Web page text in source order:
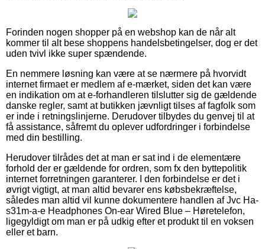
Forinden nogen shopper på en webshop kan de når alt
kommer til alt bese shoppens handelsbetingelser, dog er det
uden tvivl ikke super spændende.
En nemmere løsning kan være at se nærmere på hvorvidt
internet firmaet er medlem af e-mærket, siden det kan være
en indikation om at e-forhandleren tilslutter sig de gældende
danske regler, samt at butikken jævnligt tilses af fagfolk som
er inde i retningslinjerne. Derudover tilbydes du genvej til at
få assistance, såfremt du oplever udfordringer i forbindelse
med din bestilling.
Herudover tilrådes det at man er sat ind i de elementære
forhold der er gældende for ordren, som fx den byttepolitik
internet forretningen garanterer. I den forbindelse er det i
øvrigt vigtigt, at man altid bevarer ens købsbekræftelse,
således man altid vil kunne dokumentere handlen af Jvc Ha-
s31m-a-e Headphones On-ear Wired Blue – Høretelefon,
ligegyldigt om man er på udkig efter et produkt til en voksen
eller et barn.